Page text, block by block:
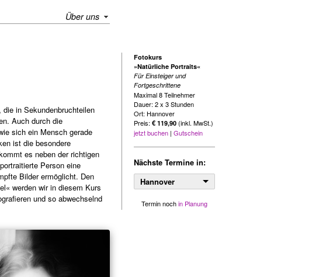
Über uns
in Sekundenbruchteilen
Auch durch die
sich ein Mensch gerade
ist die besondere
es neben der richtigen
Person eine
Bilder ermöglicht. Den
werden wir in diesem Kurs
und so abwechselnd
Fotokurs
»Natürliche Portraits«
Für Einsteiger und
Fortgeschrittene
Maximal 8 Teilnehmer
Dauer: 2 x 3 Stunden
Ort: Hannover
Preis: € 119,90 (inkl. MwSt.)
jetzt buchen | Gutschein
Nächste Termine in:
Hannover
Termin nochin Planung